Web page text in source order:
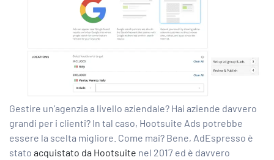
Gestire un’agenzia a livello aziendale? Hai aziende davvero
grandi per i clienti? In tal caso, Hootsuite Ads potrebbe
essere la scelta migliore. Come mai? Bene, AdEspresso è
stato acquistato da Hootsuite nel 2017 ed è davvero